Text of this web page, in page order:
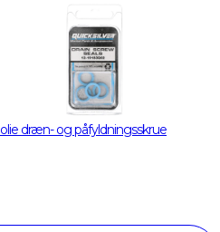
dræn- og påfyldningsskrue